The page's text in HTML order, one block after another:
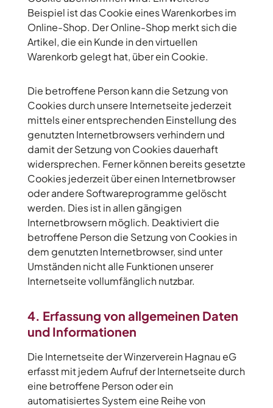
Beispiel ist das Cookie eines Warenkorbes im
Online-Shop. Der Online-Shop merkt sich die
Artikel, die ein Kunde in den virtuellen
Warenkorb gelegt hat, über ein Cookie.
Die betroffene Person kann die Setzung von
Cookies durch unsere Internetseite jederzeit
mittels einer entsprechenden Einstellung des
genutzten Internetbrowsers verhindern und
damit der Setzung von Cookies dauerhaft
widersprechen. Ferner können bereits gesetzte
Cookies jederzeit über einen Internetbrowser
oder andere Softwareprogramme gelöscht
werden. Dies ist in allen gängigen
Internetbrowsern möglich. Deaktiviert die
betroffene Person die Setzung von Cookies in
dem genutzten Internetbrowser, sind unter
Umständen nicht alle Funktionen unserer
Internetseite vollumfänglich nutzbar.
4. Erfassung von allgemeinen Daten
und Informationen
Die Internetseite der Winzerverein Hagnau eG
erfasst mit jedem Aufruf der Internetseite durch
eine betroffene Person oder ein
automatisiertes System eine Reihe von